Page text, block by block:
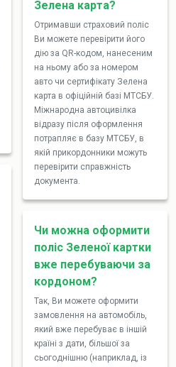
Зелена карта?
Отримавши страховий поліс
Ви можете перевірити його
дію за QR-кодом, нанесеним
на ньому або за номером
авто чи сертифікату Зелена
карта в офіційній базі МТСБУ.
Міжнародна автоцивілка
відразу після оформлення
потрапляє в базу МТСБУ, в
якій прикордонники можуть
перевірити справжність
документа.
Чи можна оформити
поліс Зеленої картки
вже перебуваючи за
кордоном?
Так, Ви можете оформити
замовлення на автомобіль,
який вже перебуває в іншій
країні з дати, більшої за
сьогоднішню (наприклад, із